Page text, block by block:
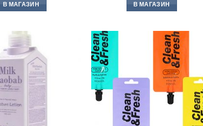
В МАГАЗИН В МАГАЗИН